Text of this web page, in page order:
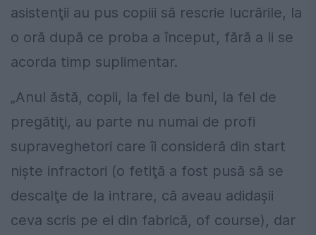
asistenţii au pus copiii să rescrie lucrările, la
o oră după ce proba a început, fără a li se
acorda timp suplimentar.
„Anul ăstă, copii, la fel de buni, la fel de
pregătiţi, au parte nu numai de profi
supraveghetori care îi consideră din start
nişte infractori (o fetiţă a fost pusă să se
descalţe de la intrare, că aveau adidaşii
ceva scris pe ei din fabrică, of course), dar